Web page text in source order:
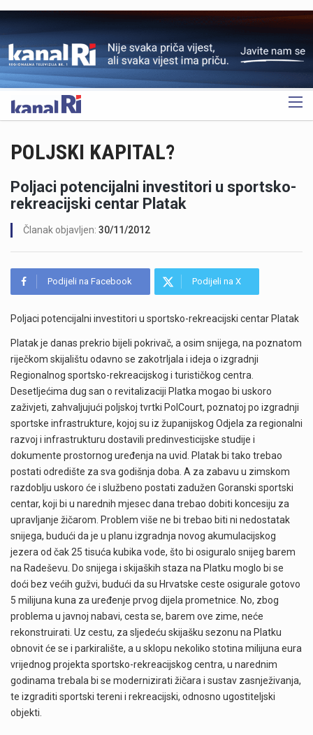
OGLAS
POLJSKI KAPITAL?
Poljaci potencijalni investitori u sportsko-
rekreacijski centar Platak
Članak objavljen: 30/11/2012
Podijeli na Facebook Podijeli na X
Poljaci potencijalni investitori u sportsko-rekreacijski centar Platak
Platak je danas prekrio bijeli pokrivač, a osim snijega, na poznatom
riječkom skijalištu odavno se zakotrljala i ideja o izgradnji
Regionalnog sportsko-rekreacijskog i turističkog centra.
Desetljećima dug san o revitalizaciji Platka mogao bi uskoro
zaživjeti, zahvaljujući poljskoj tvrtki PolCourt, poznatoj po izgradnji
sportske infrastrukture, kojoj su iz županijskog Odjela za regionalni
razvoj i infrastrukturu dostavili predinvesticijske studije i
dokumente prostornog uređenja na uvid. Platak bi tako trebao
postati odredište za sva godišnja doba. A za zabavu u zimskom
razdoblju uskoro će i službeno postati zadužen Goranski sportski
centar, koji bi u narednih mjesec dana trebao dobiti koncesiju za
upravljanje žičarom. Problem više ne bi trebao biti ni nedostatak
snijega, budući da je u planu izgradnja novog akumulacijskog
jezera od čak 25 tisuća kubika vode, što bi osiguralo snijeg barem
na Radeševu. Do snijega i skijaških staza na Platku moglo bi se
doći bez većih gužvi, budući da su Hrvatske ceste osigurale gotovo
5 milijuna kuna za uređenje prvog dijela prometnice. No, zbog
problema u javnoj nabavi, cesta se, barem ove zime, neće
rekonstruirati. Uz cestu, za sljedeću skijašku sezonu na Platku
obnovit će se i parkiralište, a u sklopu nekoliko stotina milijuna eura
vrijednog projekta sportsko-rekreacijskog centra, u narednim
godinama trebala bi se modernizirati žičara i sustav zasnježivanja,
te izgraditi sportski tereni i rekreacijski, odnosno ugostiteljski
objekti.